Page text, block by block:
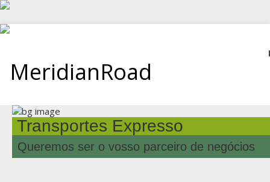
Transportes Expresso
Queremos ser o vosso parceiro de negócios